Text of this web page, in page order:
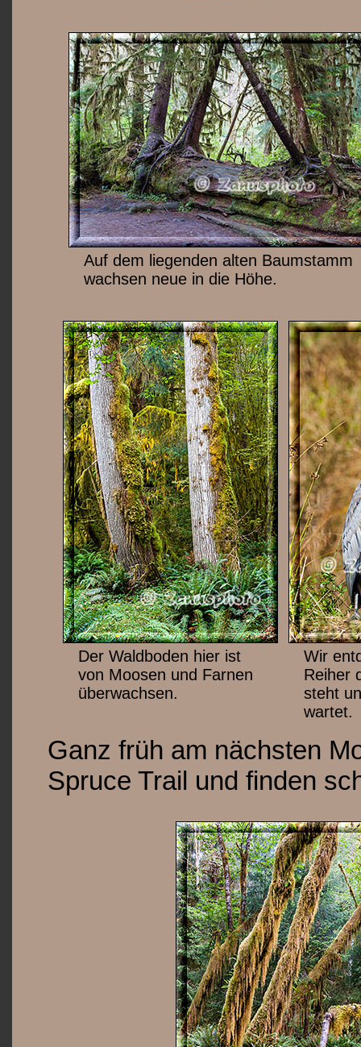
Auf dem liegenden alten Baumstamm
wachsen neue in die Höhe.
Der Waldboden hier ist
von Moosen und Farnen
überwachsen.
Wir
Reiher
steht
wartet.
Ganz früh am nächsten
Spruce Trail und finden